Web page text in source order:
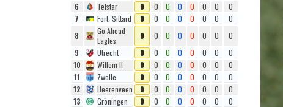
6
Telstar 0 0 0 0 0 0 0
0
7
Fort. Sittard 0 0 0 0 0 0 0
0
8
Go Ahead
Eagles
0 0 0 0 0 0 0
0
9
Utrecht 0 0 0 0 0 0 0
0
10
Willem II 0 0 0 0 0 0 0
0
11
Zwolle 0 0 0 0 0 0 0
0
12
Heerenveen 0 0 0 0 0 0 0
0
13
Gröningen 0 0 0 0 0 0 0
0